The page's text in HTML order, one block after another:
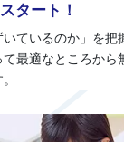
タート！
ているのか」を把
最適なところから